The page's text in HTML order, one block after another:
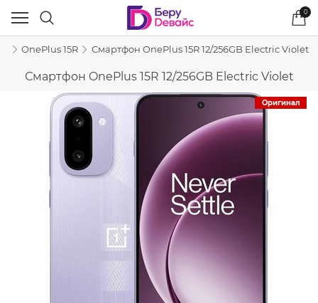
0
OnePlus 15R Смартфон OnePlus 15R 12/256GB Electric Violet
Смартфон OnePlus 15R 12/256GB Electric Violet
Оригинал